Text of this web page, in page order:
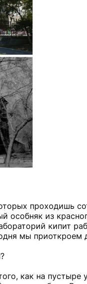
проходишь
особняк из
кипит
мы приоткроем
как на